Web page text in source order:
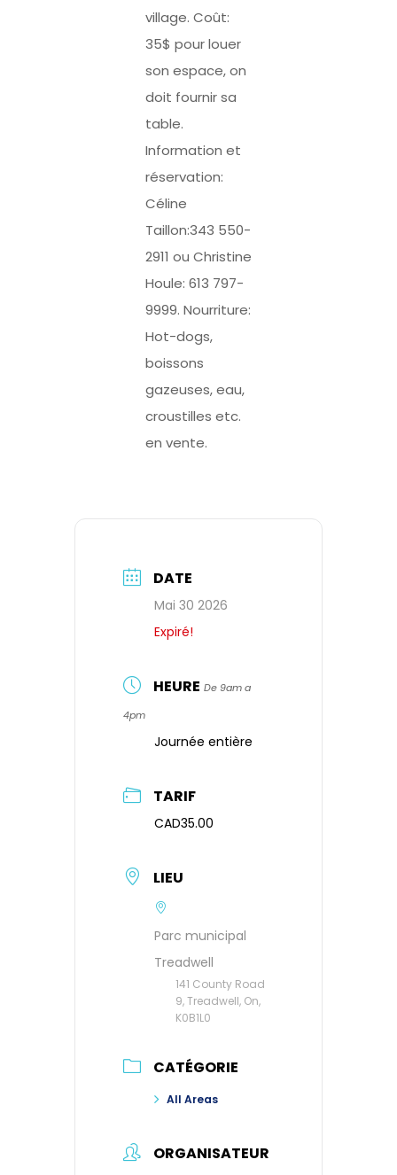
village. Coût:
35$ pour louer
son espace, on
doit fournir sa
table.
Information et
réservation:
Céline
Taillon:343 550-
2911 ou Christine
Houle: 613 797-
9999. Nourriture:
Hot-dogs,
boissons
gazeuses, eau,
croustilles etc.
en vente.
DATE
Mai 30 2026
Expiré!
HEURE De 9am a
4pm
Journée entière
TARIF
CAD35.00
LIEU
Parc municipal
Treadwell
141 County Road
9, Treadwell, On,
K0B1L0
CATÉGORIE
All Areas
ORGANISATEUR